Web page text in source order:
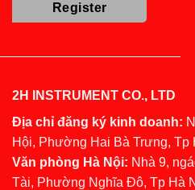
2H INSTRUMENT CO., LTD
Địa chỉ đăng ký kinh doanh:
Hội, Phường Hai Bà Trưng, Tp
Văn phòng Hà Nội: Nhà 9,
Tài, Phường Nghĩa Đô, Tp Hà